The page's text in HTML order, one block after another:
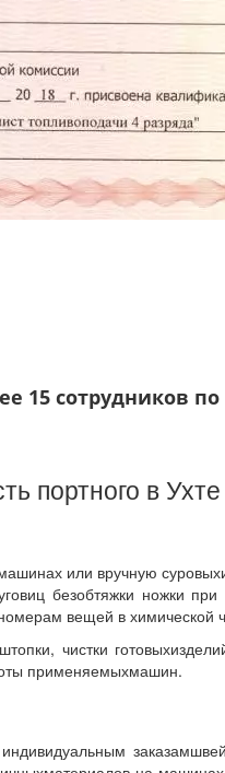
15 сотрудников
портного в Ухте
или вручную
безобтяжки ножки
вещей в химической
чистки
применяемыхмашин.